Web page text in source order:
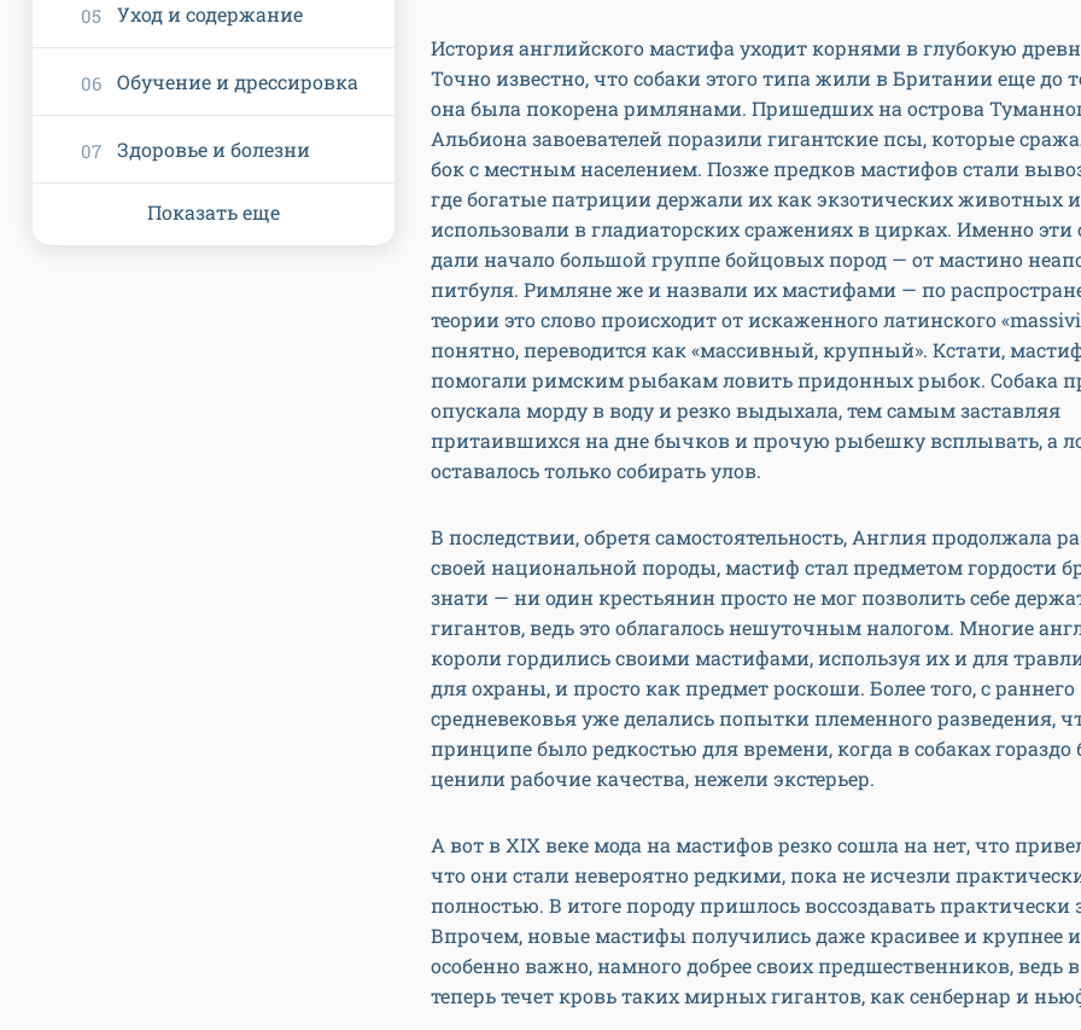
История английского мастифа уходит корнями в глубокую
Точно известно, что собаки этого типа жили в Британии еще до
она была покорена римлянами. Пришедших на острова
Альбиона завоевателей поразили гигантские псы, которые
бок с местным населением. Позже предков мастифов стали
где богатые патриции держали их как экзотических животных и
использовали в гладиаторских сражениях в цирках. Именно эти
дали начало большой группе бойцовых пород — от мастино
питбуля. Римляне же и назвали их мастифами — по
теории это слово происходит от искаженного латинского
понятно, переводится как «массивный, крупный». Кстати,
помогали римским рыбакам ловить придонных рыбок. Собака
опускала морду в воду и резко выдыхала, тем самым заставляя
притаившихся на дне бычков и прочую рыбешку всплывать, а
оставалось только собирать улов.
В последствии, обретя самостоятельность, Англия продолжала
своей национальной породы, мастиф стал предметом гордости
знати — ни один крестьянин просто не мог позволить себе
гигантов, ведь это облагалось нешуточным налогом. Многие
короли гордились своими мастифами, используя их и для
для охраны, и просто как предмет роскоши. Более того, с раннего
средневековья уже делались попытки племенного разведения,
принципе было редкостью для времени, когда в собаках гораздо
ценили рабочие качества, нежели экстерьер.
А вот в XIX веке мода на мастифов резко сошла на нет, что
что они стали невероятно редкими, пока не исчезли
полностью. В итоге породу пришлось воссоздавать практически
Впрочем, новые мастифы получились даже красивее и крупнее
особенно важно, намного добрее своих предшественников, ведь
теперь течет кровь таких мирных гигантов, как сенбернар и
Уход и содержание
Обучение и дрессировка
Здоровье и болезни
Показать еще